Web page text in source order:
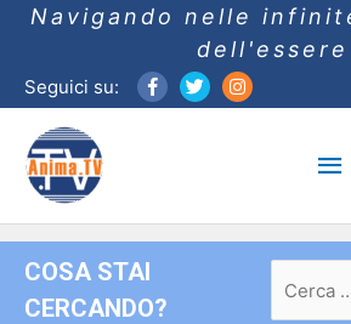
Navigando nelle
dell'essere
Seguici su:
COSA STAI
CERCANDO?
per: